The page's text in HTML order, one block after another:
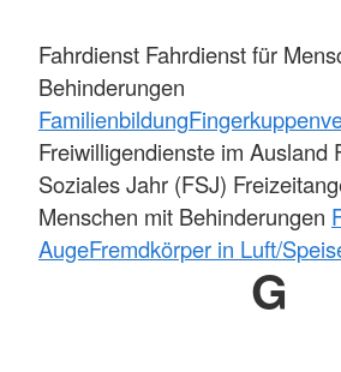
Fahrdienst Fahrdienst für
Behinderungen
Familienbildung
Freiwilligendienste im Ausland
Soziales Jahr (FSJ)
Menschen mit Behinderungen
AugeFremdkörper in Luft/
G